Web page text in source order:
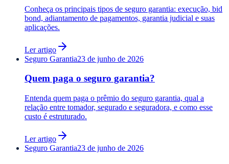
Conheça os principais tipos de seguro garantia: execução, bid
bond, adiantamento de pagamentos, garantia judicial e suas
aplicações.
Ler artigo
Seguro Garantia23 de junho de 2026
Quem paga o seguro garantia?
Entenda quem paga o prêmio do seguro garantia, qual a
relação entre tomador, segurado e seguradora, e como esse
custo é estruturado.
Ler artigo
Seguro Garantia23 de junho de 2026